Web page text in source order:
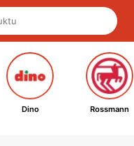
Dino Rossmann